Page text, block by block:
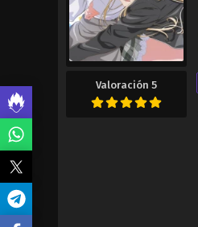
Valoración 5